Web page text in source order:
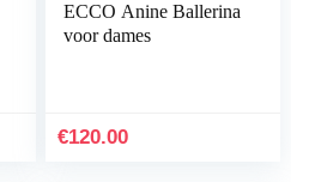
ECCO Anine Ballerina
voor dames
€120.00